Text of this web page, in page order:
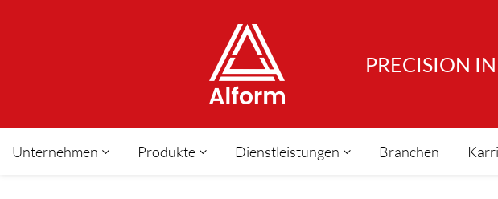
PRECISION
Unternehmen Produkte Dienstleistungen Branchen